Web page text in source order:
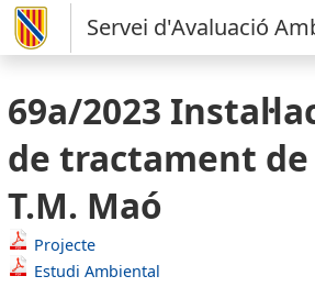
Servei d'Avaluació
69a/2023
de tractament
T.M. Maó
Projecte
Estudi Ambiental